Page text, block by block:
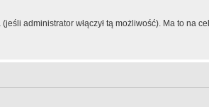
administrator włączył tą możliwość). Ma to na